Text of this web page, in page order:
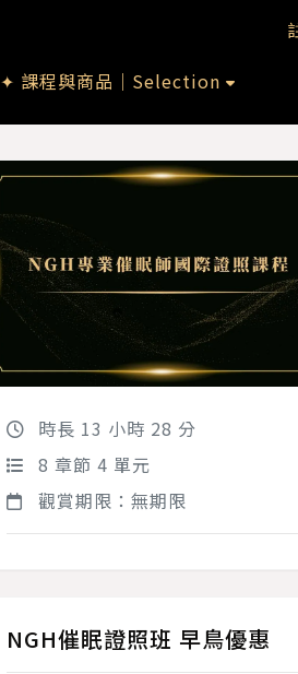
✦ 課程與商品｜Selection
時長 13 小時 28 分
8 章節 4 單元
觀賞期限：無期限
NGH催眠證照班 早鳥優惠